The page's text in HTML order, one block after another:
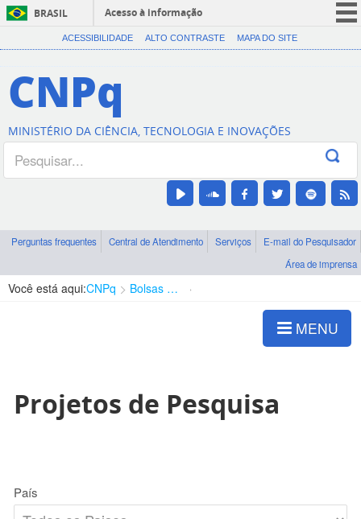
BRASIL
Acesso à informação
CORONAVÍRUS (COVID-19)
Canais
ACESSIBILIDADE ALTO CONTRASTE MAPA DO SITE
CNPq
MINISTÉRIO DA CIÊNCIA, TECNOLOGIA E INOVAÇÕES
Perguntas frequentes Central de Atendimento Serviços
E-mail do Pesquisador
Área de imprensa
Você está aqui:CNPq Bolsas e Auxílios Vigentes
MENU
Projetos de Pesquisa
País